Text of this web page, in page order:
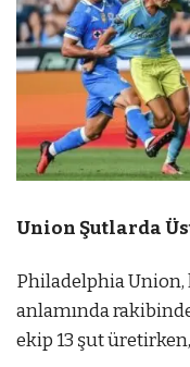
Union Şutlarda
Philadelphia
anlamında
ekip 13 şut